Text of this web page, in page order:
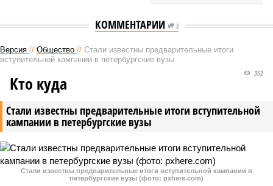
КОММЕНТАРИИ 0
Версия // Общество // Стали известны предварительные итоги
вступительной кампании в петербургские вузы
Стали известны предварительные итоги вступительной
кампании в петербургские вузы
352
Кто куда
Стали известны предварительные итоги вступительной кампании в
петербургские вузы (фото: pxhere.com)